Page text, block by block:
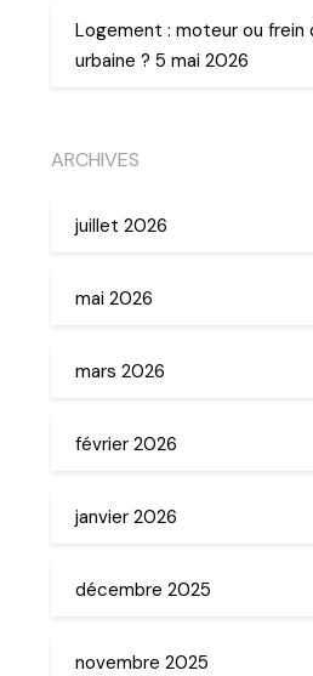
Logement : moteur ou frein
urbaine ? 5 mai 2026
ARCHIVES
juillet 2026
mai 2026
mars 2026
février 2026
janvier 2026
décembre 2025
novembre 2025